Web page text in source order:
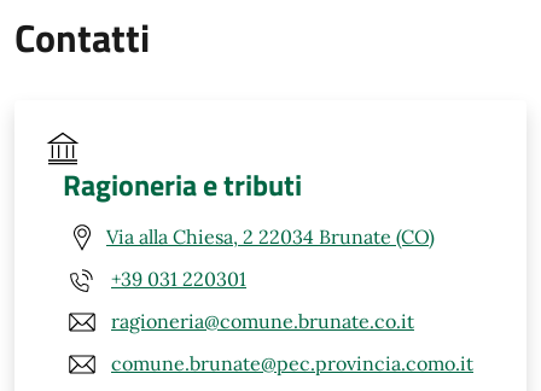
Contatti
Ragioneria e tributi
Via alla Chiesa, 2 22034 Brunate (CO)
+39 031 220301
ragioneria@comune.brunate.co.it
comune.brunate@pec.provincia.como.it